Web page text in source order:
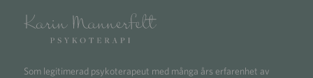
Som legitimerad psykoterapeut med många års erfarenhet av